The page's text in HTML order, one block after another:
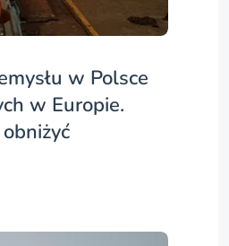
w Polsce
w Europie.